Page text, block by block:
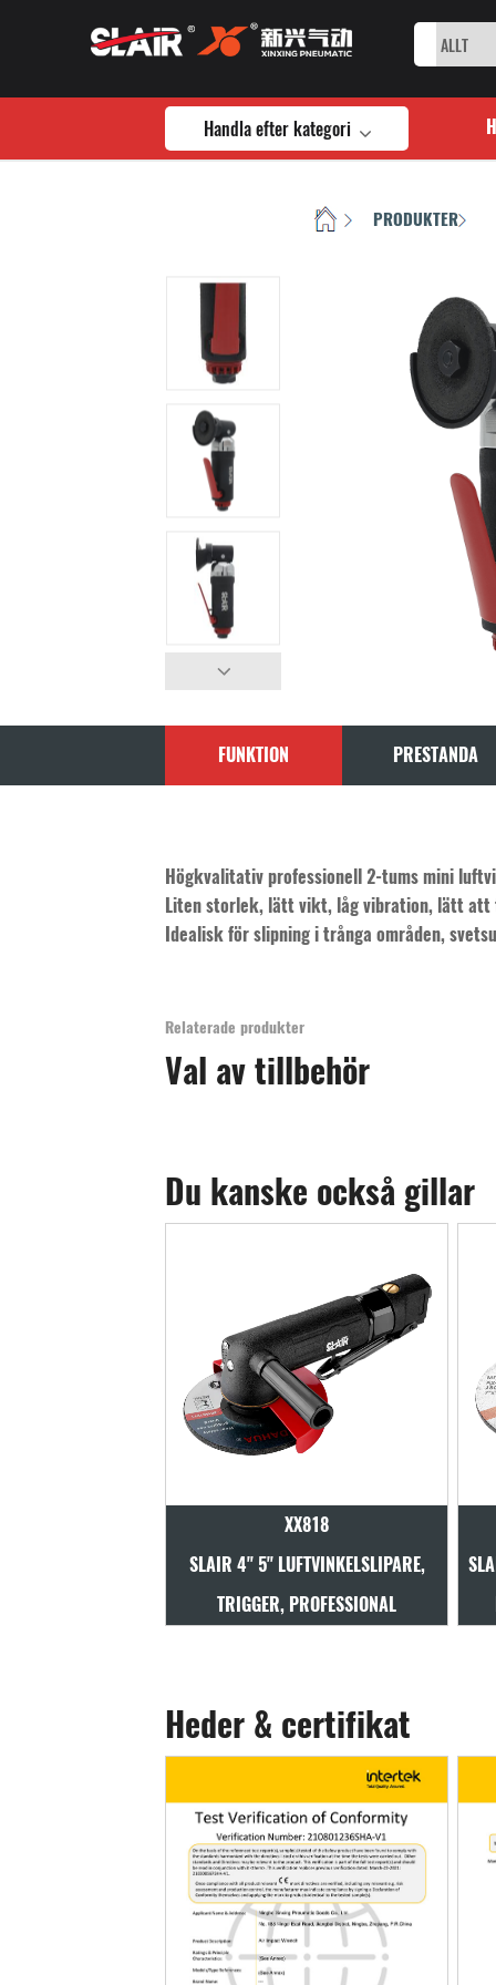
Handla efter kategori
HEM / PRODUKTER
FUNKTION PRESTANDA
Högkvalitativ professionell 2-tums mini
Liten storlek, lätt vikt, låg vibration, lätt att
Idealisk för slipning i trånga områden,
Relaterade produkter
Val av tillbehör
Du kanske också gillar
XX818
SLAIR 4" 5" LUFTVINKELSLIPARE,
TRIGGER, PROFESSIONAL
Heder & certifikat